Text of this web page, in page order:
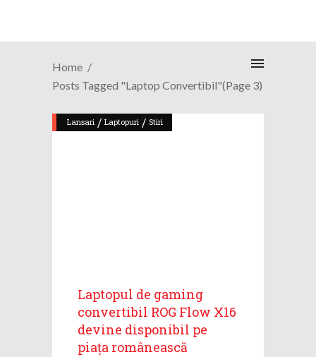
Home
Posts Tagged "laptop Convertibil"(Page 3)
Lansari / Laptopuri / Stiri
Laptopul de gaming
convertibil ROG Flow X16
devine disponibil pe
piața românească